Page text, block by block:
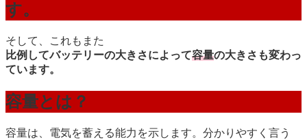
す。
そして、これもまた
比例してバッテリーの大きさによって容量の大きさも変わっ
ています。
容量とは？
容量は、電気を蓄える能力を示します。分かりやすく言う